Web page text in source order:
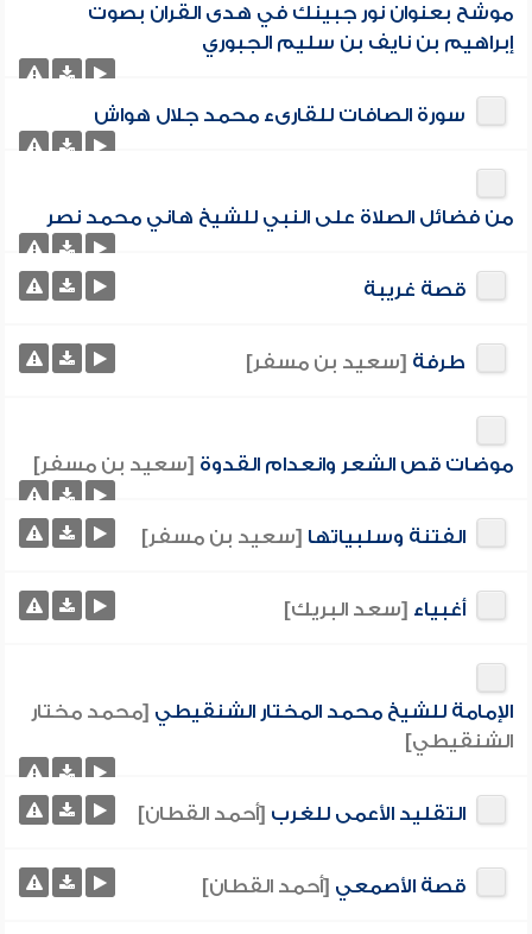
موشح بعنوان نور جبينك في هدى القران بصوت
إبراهيم بن نايف بن سليم الجبوري
سورة الصافات للقارىء محمد جلال هواش
من فضائل الصلاة على النبي للشيخ هاني محمد نصر
قصة غريبة
طرفة [سعيد بن مسفر]
موضات قص الشعر وانعدام القدوة [سعيد بن مسفر]
الفتنة وسلبياتها [سعيد بن مسفر]
أغبياء [سعد البريك]
الإمامة للشيخ محمد المختار الشنقيطي [محمد مختار
الشنقيطي]
التقليد الأعمى للغرب [أحمد القطان]
قصة الأصمعي [أحمد القطان]